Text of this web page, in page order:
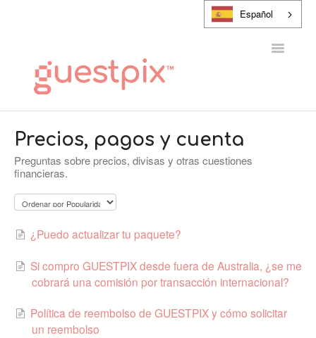
Español
Alternar
PONTE EN CONTACTO CON
Precios, pagos y cuenta
Preguntas sobre precios, divisas y otras cuestiones
financieras.
¿Puedo actualizar tu paquete?
Si compro GUESTPIX desde fuera de Australia, ¿se me
cobrará una comisión por transacción internacional?
Política de reembolso de GUESTPIX y cómo solicitar
un reembolso